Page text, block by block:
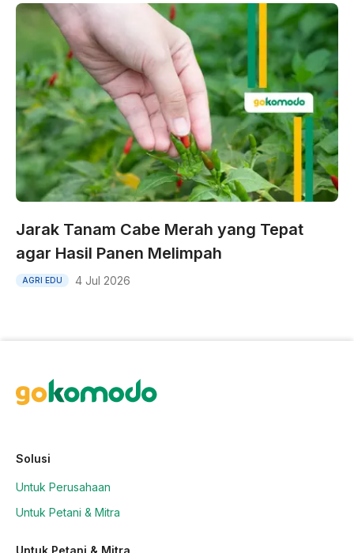
Jarak Tanam Cabe Merah yang Tepat
agar Hasil Panen Melimpah
AGRI EDU 4 Jul 2026
Solusi
Untuk Perusahaan
Untuk Petani & Mitra
Untuk Petani & Mitra